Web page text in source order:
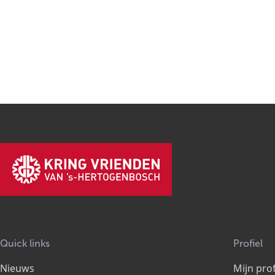
Quick links
Nieuws
Profiel
Mijn